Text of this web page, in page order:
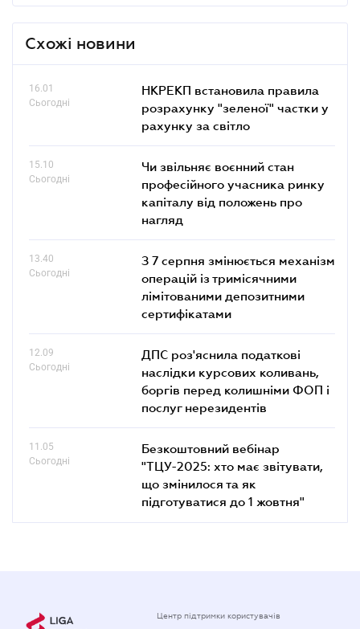
Схожі новини
16.01
Сьогодні
НКРЕКП встановила правила
розрахунку "зеленої" частки у
рахунку за світло
15.10
Сьогодні
Чи звільняє воєнний стан
професійного учасника ринку
капіталу від положень про
нагляд
13.40
Сьогодні
З 7 серпня змінюється механізм
операцій із тримісячними
лімітованими депозитними
сертифікатами
12.09
Сьогодні
ДПС роз'яснила податкові
наслідки курсових коливань,
боргів перед колишніми ФОП і
послуг нерезидентів
11.05
Сьогодні
Безкоштовний вебінар
"ТЦУ-2025: хто має звітувати,
що змінилося та як
підготуватися до 1 жовтня"
Центр підтримки користувачів